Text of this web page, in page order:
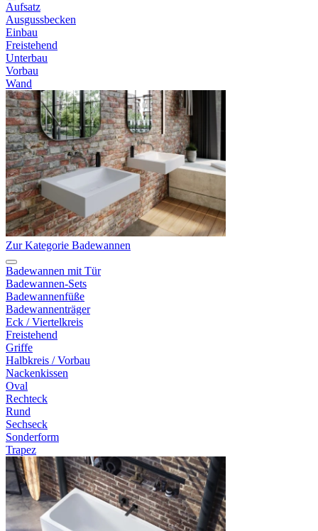
Aufsatz
Ausgussbecken
Einbau
Freistehend
Unterbau
Vorbau
Wand
Zur Kategorie Badewannen
Badewannen mit Tür
Badewannen-Sets
Badewannenfüße
Badewannenträger
Eck / Viertelkreis
Freistehend
Griffe
Halbkreis / Vorbau
Nackenkissen
Oval
Rechteck
Rund
Sechseck
Sonderform
Trapez